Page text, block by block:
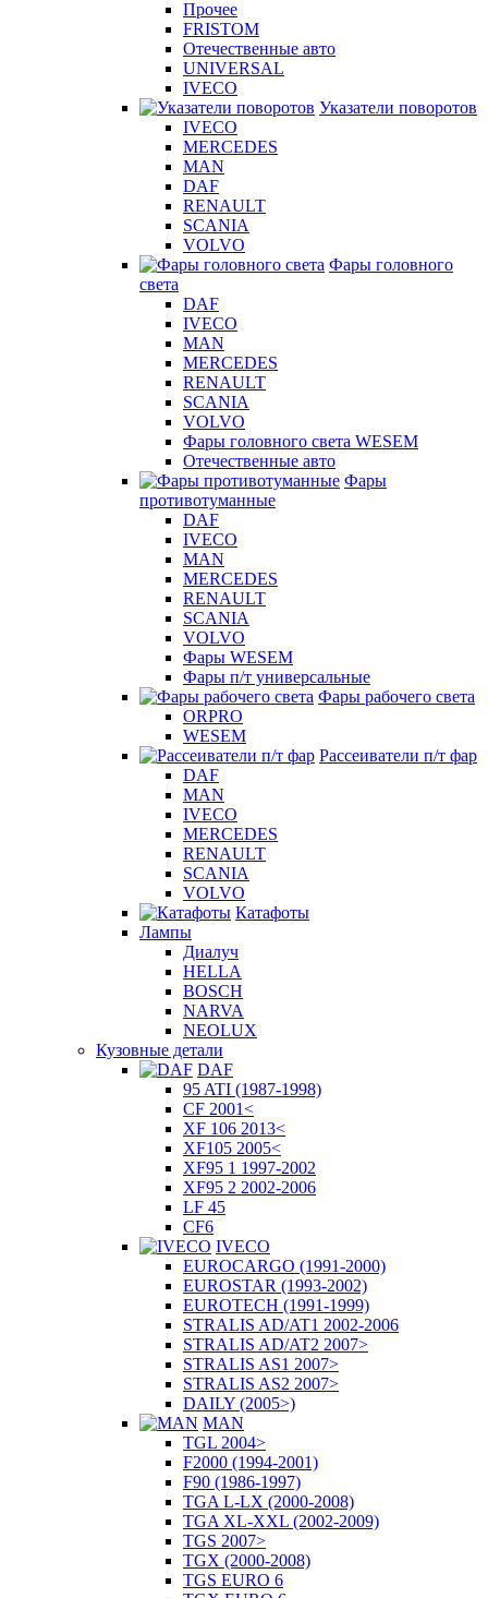
Прочее
FRISTOM
Отечественные авто
UNIVERSAL
IVECO
Указатели поворотов
IVECO
MERCEDES
MAN
DAF
RENAULT
SCANIA
VOLVO
Фары головного
света
DAF
IVECO
MAN
MERCEDES
RENAULT
SCANIA
VOLVO
Фары головного света WESEM
Отечественные авто
Фары
противотуманные
DAF
IVECO
MAN
MERCEDES
RENAULT
SCANIA
VOLVO
Фары WESEM
Фары п/т универсальные
Фары рабочего света
ORPRO
WESEM
Рассеиватели п/т фар
DAF
MAN
IVECO
MERCEDES
RENAULT
SCANIA
VOLVO
Катафоты
Лампы
Диалуч
HELLA
BOSCH
NARVA
NEOLUX
Кузовные детали
DAF
95 ATI (1987-1998)
CF 2001<
XF 106 2013<
XF105 2005<
XF95 1 1997-2002
XF95 2 2002-2006
LF 45
CF6
IVECO
EUROCARGO (1991-2000)
EUROSTAR (1993-2002)
EUROTECH (1991-1999)
STRALIS AD/AT1 2002-2006
STRALIS AD/AT2 2007>
STRALIS AS1 2007>
STRALIS AS2 2007>
DAILY (2005>)
MAN
TGL 2004>
F2000 (1994-2001)
F90 (1986-1997)
TGA L-LX (2000-2008)
TGA XL-XXL (2002-2009)
TGS 2007>
TGX (2000-2008)
TGS EURO 6